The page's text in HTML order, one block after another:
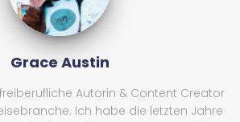
Grace Austin
Autorin & Content Creator
Ich habe die letzten Jahre